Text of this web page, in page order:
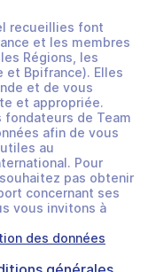
recueillies font
et les membres
Régions, les
et Bpifrance). Elles
et de vous
et appropriée.
fondateurs de Team
afin de vous
au
Pour
pas obtenir
concernant ses
vous invitons à
des données